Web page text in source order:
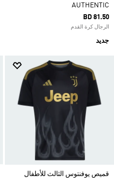
AUTHENTIC
BD 81.50
الرجال كرة القدم
جديد
قميص يوفنتوس الثالث للأطفال